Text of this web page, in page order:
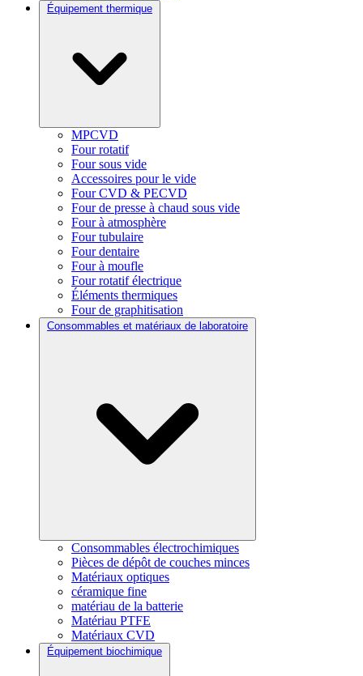
Équipement thermique
MPCVD
Four rotatif
Four sous vide
Accessoires pour le vide
Four CVD & PECVD
Four de presse à chaud sous vide
Four à atmosphère
Four tubulaire
Four dentaire
Four à moufle
Four rotatif électrique
Éléments thermiques
Four de graphitisation
Consommables et matériaux de laboratoire
Consommables électrochimiques
Pièces de dépôt de couches minces
Matériaux optiques
céramique fine
matériau de la batterie
Matériau PTFE
Matériaux CVD
Équipement biochimique